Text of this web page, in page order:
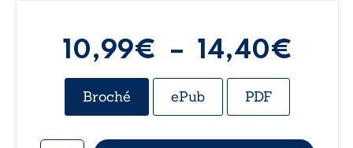
10,99€ – 14,40€
Broché ePub PDF